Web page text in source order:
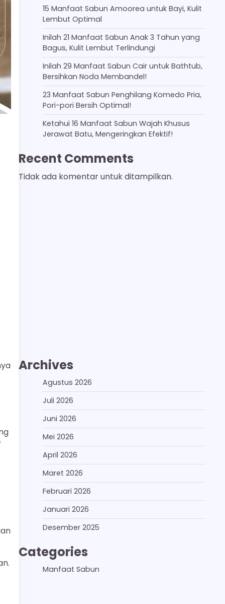
15 Manfaat Sabun Amoorea untuk Bayi, Kulit
Lembut Optimal
Inilah 21 Manfaat Sabun Anak 3 Tahun yang
Bagus, Kulit Lembut Terlindungi
Inilah 29 Manfaat Sabun Cair untuk Bathtub,
Bersihkan Noda Membandel!
23 Manfaat Sabun Penghilang Komedo Pria,
Pori-pori Bersih Optimal!
Ketahui 16 Manfaat Sabun Wajah Khusus
Jerawat Batu, Mengeringkan Efektif!
Recent Comments
Tidak ada komentar untuk ditampilkan.
Archives
Agustus 2026
Juli 2026
Juni 2026
Mei 2026
April 2026
Maret 2026
Februari 2026
Januari 2026
Desember 2025
Categories
Manfaat Sabun